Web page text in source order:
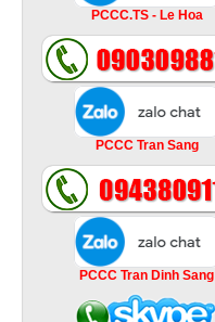
PCCC.TS - Le Hoa
PCCC Tran Sang
PCCC Tran Dinh Sang